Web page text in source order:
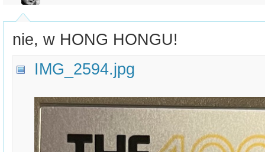
nie, w HONG HONGU!
IMG_2594.jpg